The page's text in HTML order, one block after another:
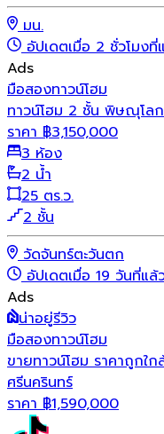
มน.
อัปเดตเมื่อ 2 ชั่วโมงที่
Ads
มือสองทาวน์โฮม
ทาวน์โฮม 2 ชั้น พิษณุโลก
ราคา ฿3,150,000
3 ห้อง
2 น้ำ
25 ตร.ว.
2 ชั้น
วัดจันทร์ตะวันตก
อัปเดตเมื่อ 19 วันที่แล้
Ads
น่าอยู่รีวิว
มือสองทาวน์โฮม
ขายทาวน์โฮม ราคาถูกใ
ศรีนครินทร์
ราคา ฿1,590,000